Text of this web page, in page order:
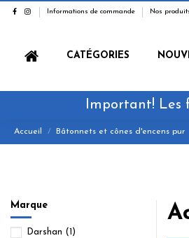
Informations de commande Nos
CATÉGORIES
Important! Les
Accueil Bâtonnets et cônes d'encens pur
Marque
Darshan (1)